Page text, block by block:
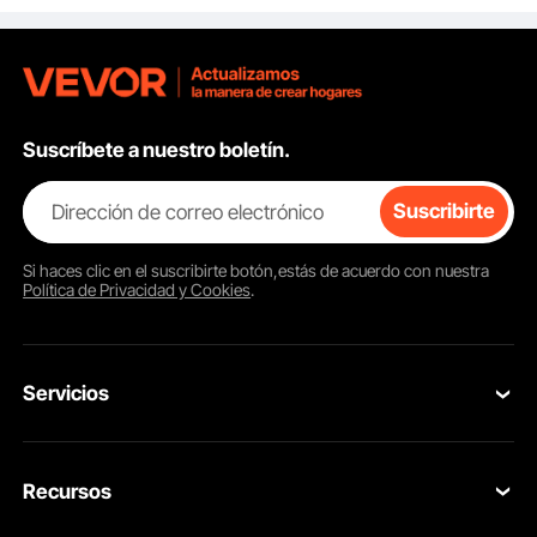
Gancho de Alta Resistencia
Duradero e irrompible
hogueras, leña,
Suscríbete a nuestro boletín.
Dirección de correo electrónico Suscribirte
Si haces clic en elsuscribirtebotón,estás de acuerdo con nuestra
Política de Privacidad y Cookies.
Servicios
Tus Pedidos
Recursos